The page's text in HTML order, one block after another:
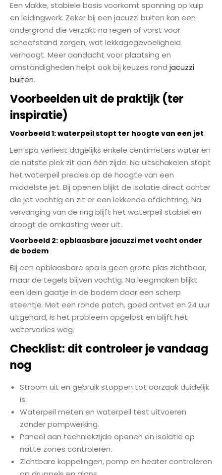
Een vlakke, stabiele basis voorkomt spanning op kuip
en leidingwerk. Zeker bij een jacuzzi buiten kan een
ondergrond die verzakt na regen of vorst voor
scheefstand zorgen, wat lekkagegevoeligheid
verhoogt. Meer aandacht voor plaatsing en
omstandigheden helpt ook bij keuzes rond jacuzzi
buiten.
Voorbeelden uit de praktijk (ter
inspiratie)
Voorbeeld 1: waterpeil stopt ter hoogte van een jet
Een spa verliest dagelijks enkele centimeters water en
de natste plek zit aan één zijde. Na uitschakelen stopt
het waterpeil precies op de hoogte van een
middelste jet. Bij openen blijkt de isolatie direct achter
die jet vochtig en zit er een lekkende afdichtring. Na
vervanging van de ring blijft het waterpeil stabiel en
droogt de omkasting weer uit.
Voorbeeld 2: opblaasbare jacuzzi met vocht onder
de bodem
Bij een opblaasbare spa is geen grote plas zichtbaar,
maar de tegels blijven vochtig. Na leegmaken blijkt
een klein gaatje in de bodem door een scherp
steentje. Met een ronde patch, goed ontvet en 24 uur
uitgehard, is het probleem opgelost en blijft het
waterverlies weg.
Checklist: dit controleer je vandaag
nog
Stroom uit en gebruik stoppen tot oorzaak duidelijk
is.
Waterpeil meten en waterpeil test uitvoeren
zonder pompwerking.
Paneel aan techniekzijde openen en isolatie op
natte zones controleren.
Zichtbare koppelingen, pomp en heater controleren